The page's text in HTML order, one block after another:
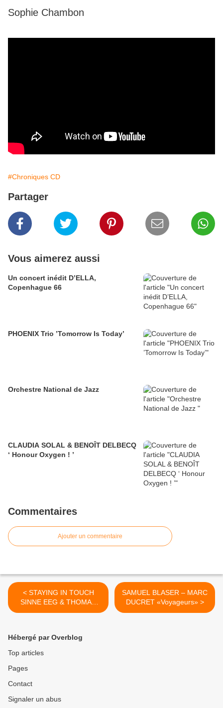
Sophie Chambon
#Chroniques CD
Partager
Vous aimerez aussi
Un concert inédit D’ELLA,
Copenhague 66
PHOENIX Trio ’Tomorrow Is Today’
Orchestre National de Jazz
CLAUDIA SOLAL & BENOÎT DELBECQ
‘ Honour Oxygen ! ’
Commentaires
Ajouter un commentaire
< STAYING IN TOUCH
SINNE EEG & THOMAS
FONNESBAEK
SAMUEL BLASER – MARC
DUCRET «Voyageurs» >
Hébergé par Overblog
Top articles
Pages
Contact
Signaler un abus